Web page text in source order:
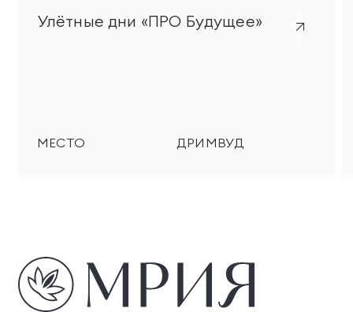
Улётные дни «ПРО Будущее»
МЕСТО ДРИМВУД